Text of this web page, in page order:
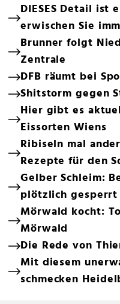
DIESES Detail ist
erwischen Sie
Brunner folgt
Zentrale
DFB räumt bei
Shitstorm gegen
Hier gibt es
Eissorten Wiens
Ribiseln mal
Rezepte für den
Gelber Schleim:
plötzlich gesperrt
Mörwald kocht:
Mörwald
Die Rede von
Mit diesem
schmecken